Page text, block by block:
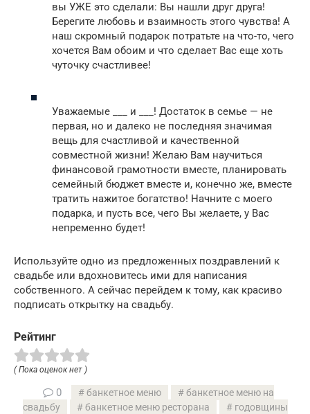
вы УЖЕ это сделали: Вы нашли друг друга!
Берегите любовь и взаимность этого чувства! А
наш скромный подарок потратьте на что-то, чего
хочется Вам обоим и что сделает Вас еще хоть
чуточку счастливее!
Уважаемые ___ и ___! Достаток в семье — не
первая, но и далеко не последняя значимая
вещь для счастливой и качественной
совместной жизни! Желаю Вам научиться
финансовой грамотности вместе, планировать
семейный бюджет вместе и, конечно же, вместе
тратить нажитое богатство! Начните с моего
подарка, и пусть все, чего Вы желаете, у Вас
непременно будет!
Используйте одно из предложенных поздравлений к
свадьбе или вдохновитесь ими для написания
собственного. А сейчас перейдем к тому, как красиво
подписать открытку на свадьбу.
Рейтинг
( Пока оценок нет )
0 банкетное меню
банкетное меню на
свадьбу
банкетное меню ресторана
годовщины